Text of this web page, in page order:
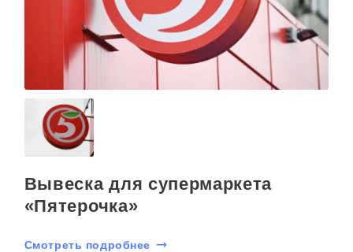
Вывеска для супермаркета
«Пятерочка»
Смотреть подробнее